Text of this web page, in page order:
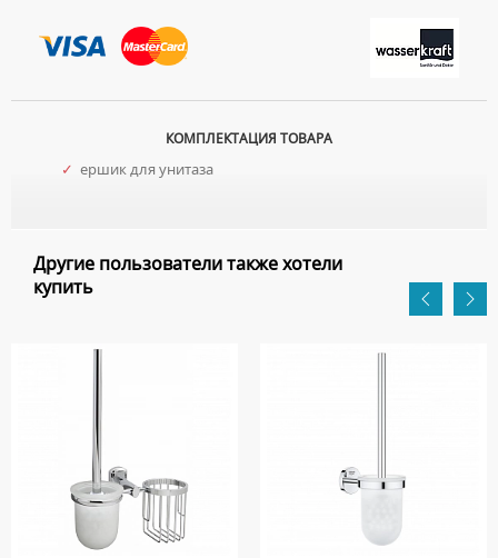
КОМПЛЕКТАЦИЯ ТОВАРА
✓ ершик для унитаза
Другие пользователи также хотели
купить